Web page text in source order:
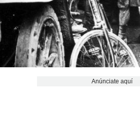
Anúnciate aquí